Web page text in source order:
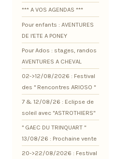
*** A VOS AGENDAS ***
Pour enfants : AVENTURES
DE l'ETE A PONEY
Pour Ados : stages, randos
AVENTURES A CHEVAL
02->12/08/2026 : Festival
des " Rencontres ARIOSO "
7 & 12/08/26 : Eclipse de
soleil avec "ASTROTHIERS"
" GAEC DU TRINQUART "
13/08/26 : Prochaine vente
20->22/08/2026 : Festival